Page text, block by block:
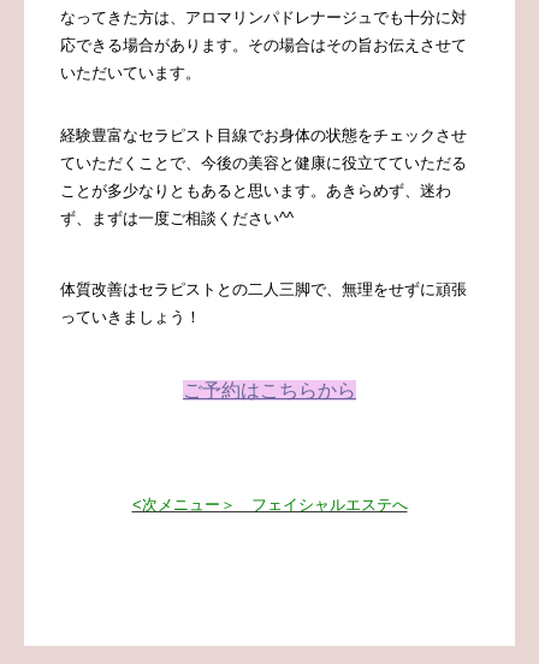
なってきた方は、アロマリンパドレナージュでも十分に対
応できる場合があります。その場合はその旨お伝えさせて
いただいています。
経験豊富なセラピスト目線でお身体の状態をチェックさせ
ていただくことで、今後の美容と健康に役立てていただる
ことが多少なりともあると思います。あきらめず、迷わ
ず、まずは一度ご相談ください^^
体質改善はセラピストとの二人三脚で、無理をせずに頑張
っていきましょう！
ご予約はこちらから
<次メニュー＞ フェイシャルエステへ